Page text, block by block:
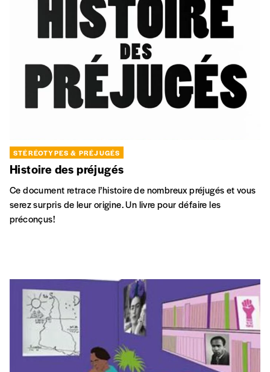
STÉRÉOTYPES & PRÉJUGÉS
Histoire des préjugés
Ce document retrace l’histoire de nombreux préjugés et vous
serez surpris de leur origine. Un livre pour défaire les
préconçus!